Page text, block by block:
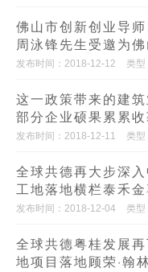
佛山市创新创业导
周泳锋先生受邀为
业讲座担任主讲导师
发布时间：2018-12-12 类型
这一政策带来的建
部分企业硕果累累
发布时间：2018-12-11 类型
全球共德再大步深
工地落地横栏泰禾金
发布时间：2018-12-04 类型
全球共德粤桂发展
地项目落地顾荣·翰